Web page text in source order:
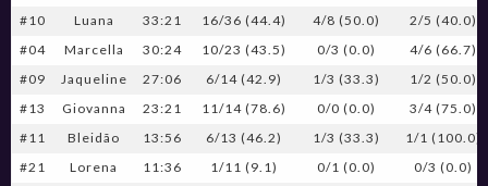
#10
Luana 33:21 16/36 (44.4) 4/8 (50.0)
2/5 (40.0)
#04
Marcella 30:24 10/23 (43.5) 0/3 (0.0)
4/6 (66.7)
#09
Jaqueline 27:06 6/14 (42.9) 1/3 (33.3)
1/2 (50.0)
#13
Giovanna 23:21 11/14 (78.6) 0/0 (0.0)
3/4 (75.0)
#11
Bleidão 13:56 6/13 (46.2) 1/3 (33.3)
1/1 (100.0)
#21
Lorena 11:36 1/11 (9.1) 0/1 (0.0)
0/3 (0.0)